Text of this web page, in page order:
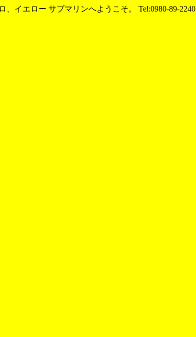
イエロー サブマリンへようこそ。 Tel:0980-89-2240